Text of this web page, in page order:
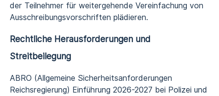
der Teilnehmer für weitergehende Vereinfachung von
Ausschreibungsvorschriften plädieren.
Rechtliche Herausforderungen und
Streitbeilegung
ABRO (Allgemeine Sicherheitsanforderungen
Reichsregierung) Einführung 2026-2027 bei Polizei und